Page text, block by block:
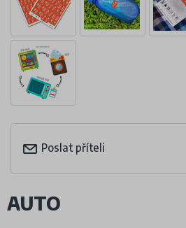
Poslat příteli
AUTO